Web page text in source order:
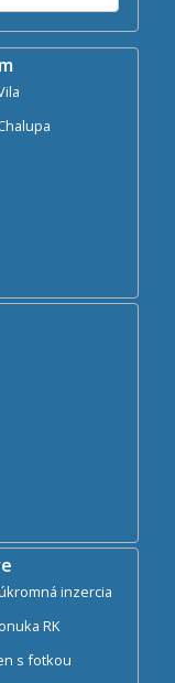
Súkromná inzercia
RK
Len s fotkou